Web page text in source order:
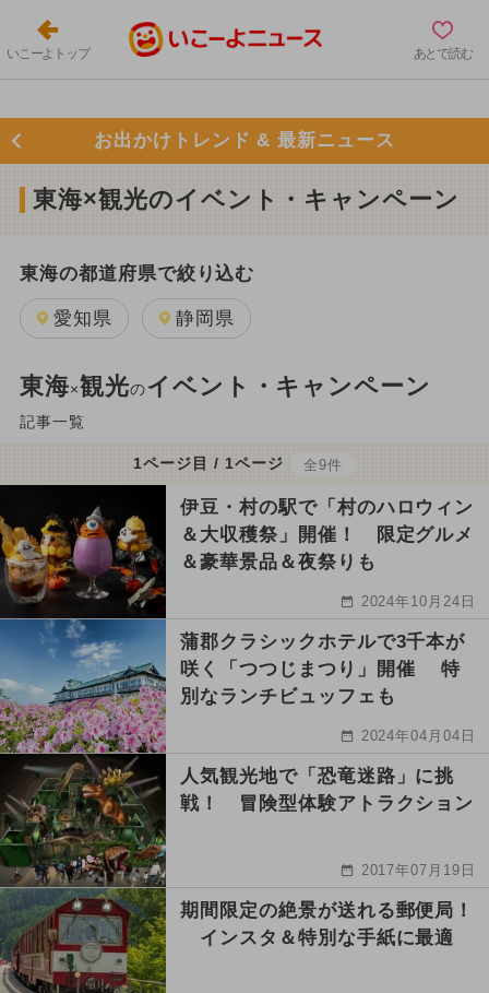
いこーよトップ あとで読む
お出かけトレンド & 最新ニュース
東海×観光のイベント・キャンペーン
東海の都道府県で絞り込む
愛知県 静岡県
東海×観光のイベント・キャンペーン
記事一覧
1ページ目 / 1ページ 全9件
伊豆・村の駅で「村のハロウィン
＆大収穫祭」開催！ 限定グルメ
＆豪華景品＆夜祭りも
2024年10月24日
蒲郡クラシックホテルで3千本が
咲く「つつじまつり」開催 特
別なランチビュッフェも
2024年04月04日
人気観光地で「恐竜迷路」に挑
戦！ 冒険型体験アトラクション
2017年07月19日
期間限定の絶景が送れる郵便局！
インスタ＆特別な手紙に最適